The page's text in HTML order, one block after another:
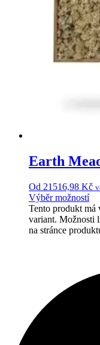
Earth
Od 21516,98 Kč
Výběr možností
Tento produkt má
variant. Možnosti
na stránce